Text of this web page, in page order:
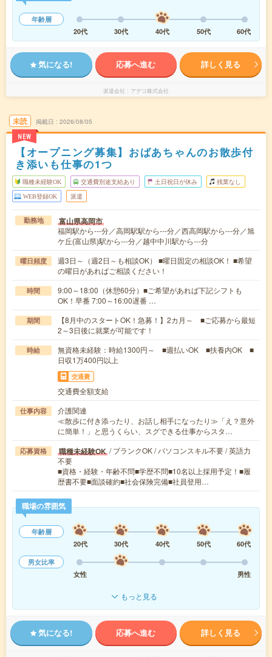
年齢層
20代
30代 40代 50代 60代
気になる! 応募へ進む 詳しく見る
派遣会社 アデコ株式会社
未読
NEW
掲載日 2026/08/05
【オープニング募集】おばあちゃんのお散歩付
き添いも仕事の1つ
職種未経験OK 交通費別途支給あり 土日祝日が休み 残業なし
WEB登録OK 派遣
勤務地 富山県高岡市
福岡駅から---分／高岡駅駅から---分／西高岡駅から---分／旭
ケ丘(富山県)駅から---分／越中中川駅から---分
曜日頻度
週3日～（週2日～も相談OK） ■曜日固定の相談OK！ ■希望
の曜日があればご相談ください！
時間
9:00～18:00（休憩60分）■ご希望があれば下記シフトも
OK！早番 7:00～16:00遅番 …
期間
【8月中のスタートOK！急募！】2カ月～ ■ご応募から最短
2～3日後に就業が可能です！
時給
無資格未経験：時給1300円～ ■週払いOK ■扶養内OK ■
日収1万400円以上
交通費
交通費全額支給
仕事内容
介護関連
≪散歩に付き添ったり、お話し相手になったり≫「え？意外
に簡単！」と思うくらい、スグできる仕事からスタ…
応募資格 職種未経験OK / ブランクOK / パソコンスキル不要 / 英語力
不要
■資格・経験・年齢不問■学歴不問■10名以上採用予定！■履
歴書不要■面談確約■社会保険完備■社員登用…
職場の雰囲気
年齢層
20代
30代 40代 50代
60代
男女比率
女性
男性
もっと見る
気になる! 応募へ進む 詳しく見る